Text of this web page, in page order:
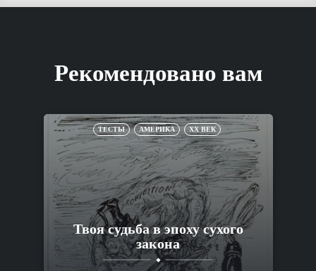
Рекомендовано вам
ТЕСТЫ АМЕРИКА XX ВЕК
Твоя судьба в эпоху сухого
закона